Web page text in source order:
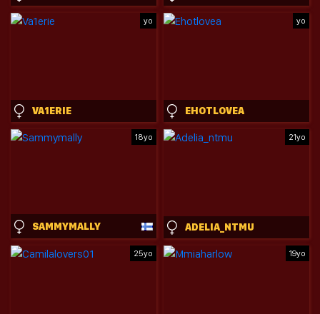
yo
VA1ERIE
yo
EHOTLOVEA
18yo
SAMMYMALLY
21yo
ADELIA_NTMU
25yo 19yo